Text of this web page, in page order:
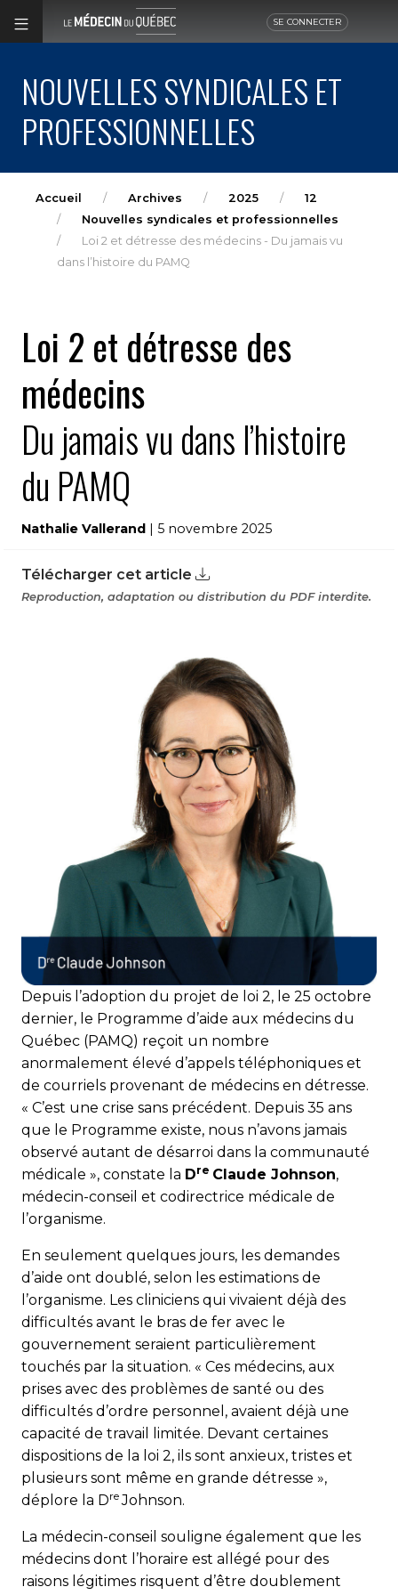
SE CONNECTER
NOUVELLES SYNDICALES ET
PROFESSIONNELLES
Accueil Archives 2025
12
Nouvelles syndicales et professionnelles
Loi 2 et détresse des médecins - Du jamais vu
dans l’histoire du PAMQ
Loi 2 et détresse des
médecins
Du jamais vu dans l’histoire
du PAMQ
Nathalie Vallerand | 5 novembre 2025
Télécharger cet article
Reproduction, adaptation ou distribution du PDF interdite.
Depuis l’adoption du projet de loi 2, le 25 octobre
dernier, le Programme d’aide aux médecins du
Québec (PAMQ) reçoit un nombre
anormalement élevé d’appels téléphoniques et
de courriels provenant de médecins en détresse.
« C’est une crise sans précédent. Depuis 35 ans
que le Programme existe, nous n’avons jamais
observé autant de désarroi dans la communauté
médicale », constate la Dre Claude Johnson,
médecin-conseil et codirectrice médicale de
l’organisme.
En seulement quelques jours, les deman­des
d’aide ont doublé, selon les estimations de
l’organisme. Les cliniciens qui vivaient déjà des
difficultés avant le bras de fer avec le
gouvernement seraient particulièrement
touchés par la situation. « Ces médecins, aux
prises avec des problèmes de santé ou des
difficultés d’ordre personnel, avaient déjà une
capacité de travail limitée. Devant certaines
dispositions de la loi 2, ils sont anxieux, tristes et
plusieurs sont même en grande détresse »,
déplore la Dre Johnson.
La médecin-conseil souligne également que les
médecins dont l’horaire est allégé pour des
raisons légitimes risquent d’être doublement